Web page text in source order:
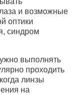
и возможные
оптики
синдром
выполнять
проходить
линзы
на